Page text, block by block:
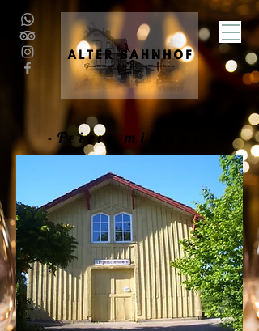
-Feiert mit uns-